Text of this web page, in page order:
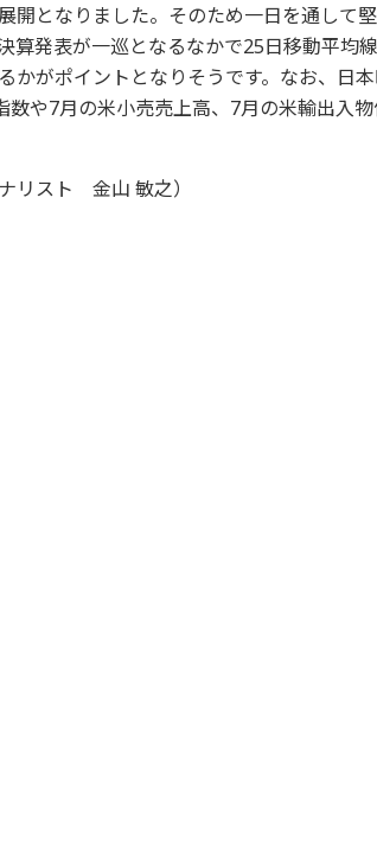
開となりました。そのため一日を通して
算発表が一巡となるなかで25日移動平均
かがポイントとなりそうです。なお、日
や7月の米小売売上高、7月の米輸出入
リスト 金山 敏之）